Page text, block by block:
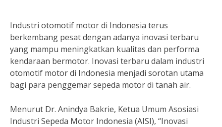
Industri otomotif motor di Indonesia terus
berkembang pesat dengan adanya inovasi terbaru
yang mampu meningkatkan kualitas dan performa
kendaraan bermotor. Inovasi terbaru dalam industri
otomotif motor di Indonesia menjadi sorotan utama
bagi para penggemar sepeda motor di tanah air.
Menurut Dr. Anindya Bakrie, Ketua Umum Asosiasi
Industri Sepeda Motor Indonesia (AISI), “Inovasi